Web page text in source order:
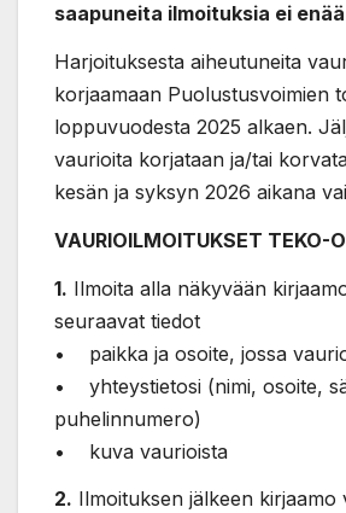
saapuneita ilmoituksia ei
Harjoituksesta aiheutuneita
korjaamaan Puolustusvoimien
loppuvuodesta 2025 alkaen.
vaurioita korjataan ja/tai
kesän ja syksyn 2026 aikana
VAURIOILMOITUKSET TEKO-
1. Ilmoita alla näkyvään
seuraavat tiedot
• paikka ja osoite, jossa
• yhteystietosi (nimi, osoite,
puhelinnumero)
• kuva vaurioista
2. Ilmoituksen jälkeen kirjaamo